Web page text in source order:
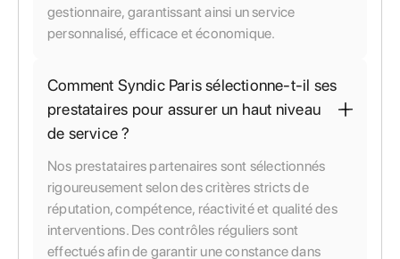
gestionnaire, garantissant ainsi un service
personnalisé, efficace et économique.
Comment Syndic Paris sélectionne-t-il ses
prestataires pour assurer un haut niveau
de service ?
Nos prestataires partenaires sont sélectionnés
rigoureusement selon des critères stricts de
réputation, compétence, réactivité et qualité des
interventions. Des contrôles réguliers sont
effectués afin de garantir une constance dans